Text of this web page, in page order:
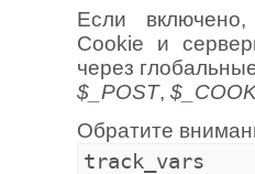
Если
Cookie и
через
$_POST,
Обратите
track_vars